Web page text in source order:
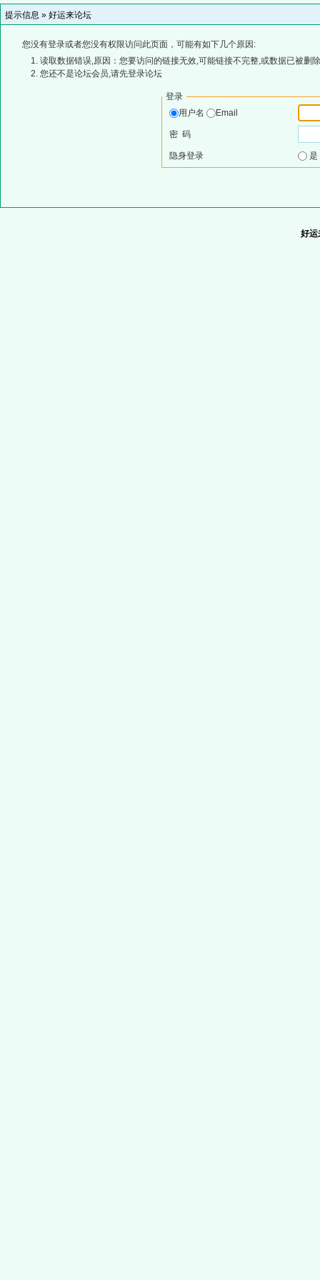
提示信息 » 好运来论坛
您没有登录或者您没有权限访问此页面，可能有如下几个原因:
读取数据错误,原因：您要访问的链接无效,可能链接不完整,或数据已被删
您还不是论坛会员,请先登录论坛
登录
用户名
Email
密 码
隐身登录
好